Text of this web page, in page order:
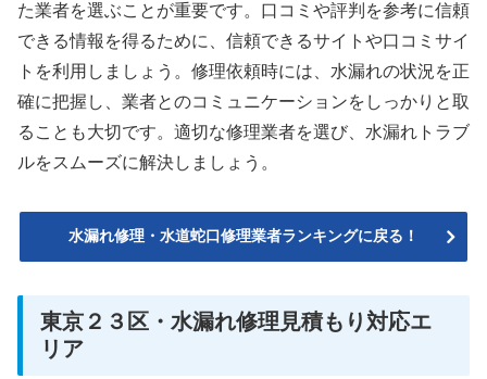
た業者を選ぶことが重要です。口コミや評判を参考に信頼
できる情報を得るために、信頼できるサイトや口コミサイ
トを利用しましょう。修理依頼時には、水漏れの状況を正
確に把握し、業者とのコミュニケーションをしっかりと取
ることも大切です。適切な修理業者を選び、水漏れトラブ
ルをスムーズに解決しましょう。
水漏れ修理・水道蛇口修理業者ランキングに戻る！
東京２３区・水漏れ修理見積もり対応エ
リア